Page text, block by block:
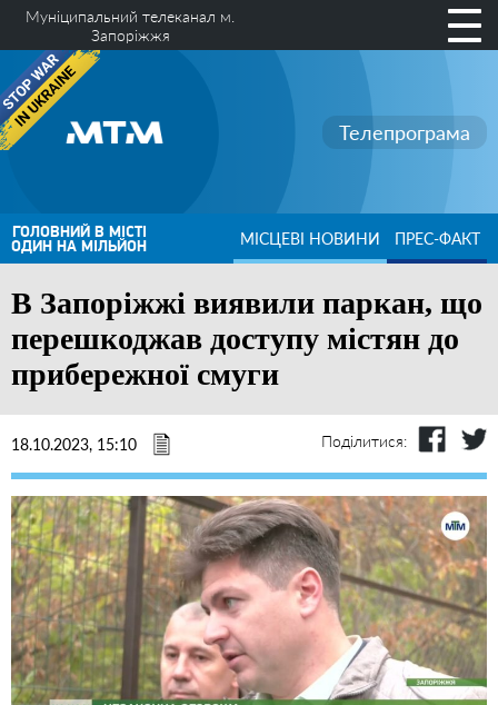
Муніципальний телеканал м.
Запоріжжя
Телепрограма
ГОЛОВНИЙ В МІСТІ
ОДИН НА МІЛЬЙОН МІСЦЕВІ НОВИНИ ПРЕС-ФАКТ
В Запоріжжі виявили паркан, що
перешкоджав доступу містян до
прибережної смуги
18.10.2023, 15:10 Поділитися: